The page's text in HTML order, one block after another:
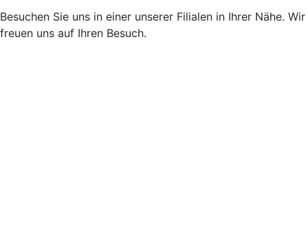
Besuchen Sie uns in einer unserer Filialen in Ihrer Nähe. Wir
freuen uns auf Ihren Besuch.